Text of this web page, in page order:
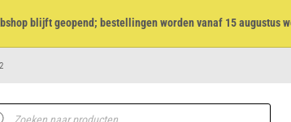
blijft geopend; bestellingen worden vanaf 15 augustus